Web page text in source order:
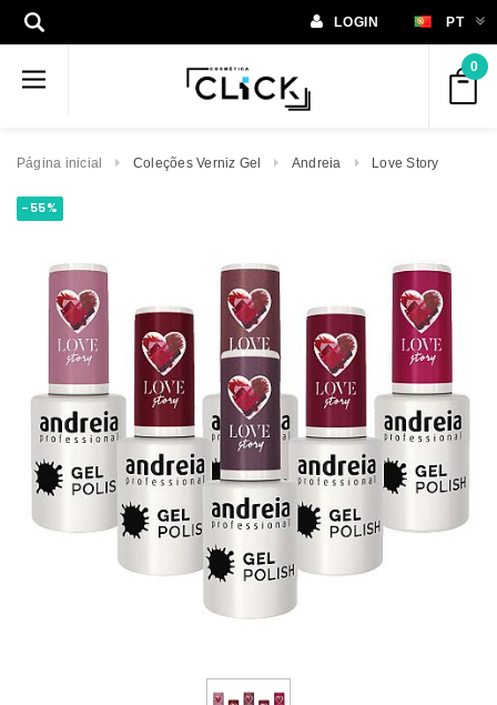
LOGIN PT
0
Página inicial Coleções Verniz Gel Andreia Love Story
-55%